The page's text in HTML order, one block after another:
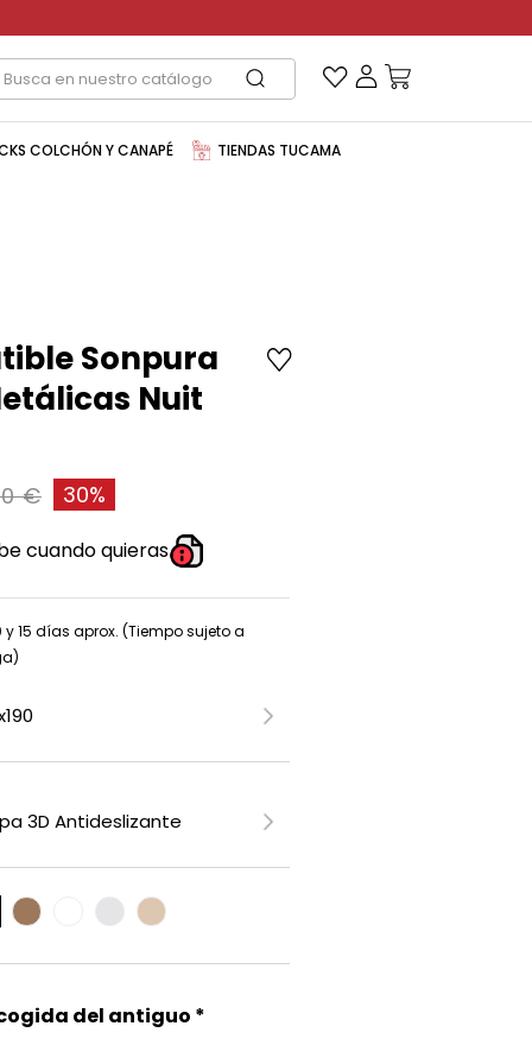
COLCHÓN Y CANAPÉ TIENDAS TUCAMA
Sonpura
Nuit
€ 30%
cuando quieras
y 15 días aprox. (Tiempo sujeto a
del antiguo *